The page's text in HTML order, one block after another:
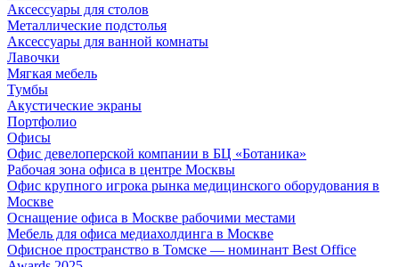
Аксессуары для столов
Металлические подстолья
Аксессуары для ванной комнаты
Лавочки
Мягкая мебель
Тумбы
Акустические экраны
Портфолио
Офисы
Офис девелоперской компании в БЦ «Ботаника»
Рабочая зона офиса в центре Москвы
Офис крупного игрока рынка медицинского оборудования в
Москве
Оснащение офиса в Москве рабочими местами
Мебель для офиса медиахолдинга в Москве
Офисное пространство в Томске — номинант Best Office